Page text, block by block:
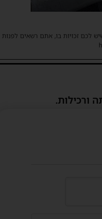
לכם זכויות בו, אתם רשאים לפנות
ורכילות.